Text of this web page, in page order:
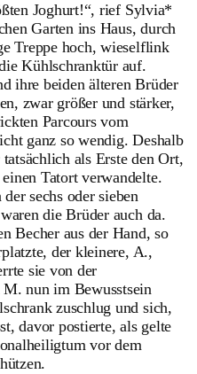
Joghurt!“, rief Sylvia*
Garten ins Haus, durch
Treppe hoch, wieselflink
Kühlschranktür auf.
ihre beiden älteren Brüder
zwar größer und stärker,
Parcours vom
ganz so wendig. Deshalb
als Erste den Ort,
Tatort verwandelte.
sechs oder sieben
die Brüder auch da.
Becher aus der Hand, so
der kleinere, A.,
sie von der
nun im Bewusstsein
zuschlug und sich,
davor postierte, als gelte
vor dem